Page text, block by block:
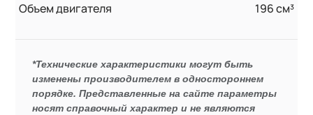
Объем двигателя
196 см³
*Технические характеристики могут быть
изменены производителем в одностороннем
порядке. Представленные на сайте параметры
носят справочный характер и не являются